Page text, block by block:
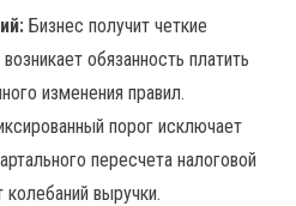
Бизнес получит четкие
обязанность платить
изменения правил.
порог исключает
пересчета налоговой
выручки.